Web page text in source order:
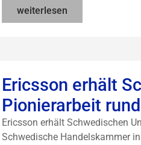
weiterlesen
Ericsson erhält
Pionierarbeit
Ericsson erhält Schwedischen
Schwedische Handelskammer